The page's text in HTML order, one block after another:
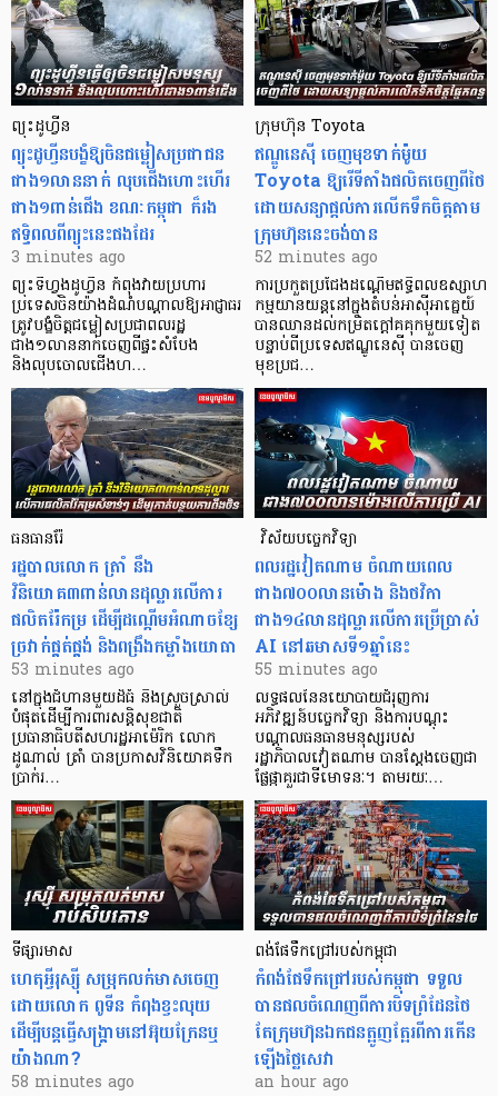
ព្យុះដូហ្វីន
ព្យុះដូហ្វីនបង្ខំឱ្យចិនជម្លៀសប្រជាជន
ជាង១លាននាក់ លុបជើងហោះហើរ
ជាង១ពាន់ជើង ខណៈកម្ពុជា ក៏រង
ឥទ្ធិពលពីព្យុះនេះផងដែរ
3 minutes ago
ព្យុះទីហ្វុងដូហ្វីន កំពុងវាយប្រហារ
ប្រទេសចិនយ៉ាងដំណំបណ្តាលឱ្យអាជ្ញាធរ
ត្រូវបង្ខំចិត្តជម្លៀសប្រជាពលរដ្ឋ
ជាង១លាននាក់ចេញពីផ្ទះសំបែង
និងលុបចោលជើងហ…
ក្រុមហ៊ុន Toyota
ឥណ្ឌូនេស៊ី ចេញមុខទាក់ម៉ូយ
Toyota ឱ្យរើទីតាំងផលិតចេញពីថៃ
ដោយសន្យាផ្តល់ការលើកទឹកចិត្តតាម
ក្រុមហ៊ុននេះចង់បាន
52 minutes ago
ការប្រកួតប្រជែងដណ្តើមឥទ្ធិពលឧស្សាហ
កម្មយានយន្តនៅក្នុងតំបន់អាស៊ីអាគ្នេយ៍
បានឈានដល់កម្រិតក្ដៅគគុកមួយទៀត
បន្ទាប់ពីប្រទេសឥណ្ឌូនេស៊ី បានចេញ
មុខប្រជ…
ធនធានរ៉ែ
​រដ្ឋបាលលោក ត្រាំ នឹង​
វិនិយោគ៣ពាន់លានដុល្លារលើការ
ផលិតរ៉ែកម្រ ដើម្បីដណ្តើមអំណាចខ្សែ
ច្រវាក់ផ្គត់ផ្គង់ និងពង្រឹងកម្លាំងយោធា
53 minutes ago
នៅក្នុងជំហានមួយដ៏ធំ និងស្រួចស្រាល់
បំផុតដើម្បីការពារសន្តិសុខជាតិ
ប្រធានាធិបតីសហរដ្ឋអាម៉េរិក លោក
ដូណាល់ ត្រាំ បានប្រកាសវិនិយោគទឹក
ប្រាក់រ…
​​​​​​​​​​​​​​​​​​​​​​​​​​​​​ វិស័យបច្ចេកវិទ្យា
ពលរដ្ឋវៀតណាម ​ចំណាយពេល
ជាង៧០០លានម៉ោង និងថវិកា
ជាង១៤លានដុល្លារលើការប្រើប្រាស់
AI នៅឆមាសទី១ឆ្នាំនេះ
55 minutes ago
លទ្ធផលនៃនយោបាយជំរុញការ
អភិវឌ្ឍន៍បច្ចេកវិទ្យា និងការបណ្តុះ
បណ្តាលធនធានមនុស្សរបស់
រដ្ឋាភិបាលវៀតណាម បានស្តែងចេញជា
ផ្លែផ្កាគួរជាទីមោទនៈ។ តាមរយៈ…
ទីផ្សារមាស
ហេតុអ្វីរុស្ស៊ី សម្រុកលក់មាសចេញ
ដោយលោក ពូទីន កំពុងខ្វះ​លុយ
ដើម្បីបន្តធ្វើសង្គ្រាមនៅអ៊ុយក្រែនឬ
យ៉ាងណា?
58 minutes ago
ពង់ផែទឹកជ្រៅរបស់កម្ពុជា
កំពង់ផែទឹកជ្រៅរបស់​កម្ពុជា ទទួល​
បាន​ផលចំណេញពីការបិទព្រំដែនថៃ
តែក្រុមហ៊ុនឯកជនត្អូញត្អែរពីការកើន
ឡើងថ្លៃសេវា
an hour ago